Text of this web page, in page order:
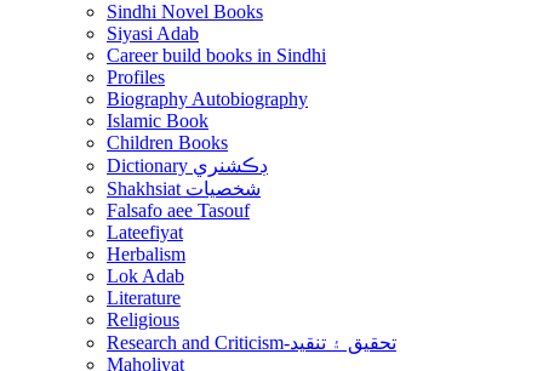
Sindhi Novel Books
Siyasi Adab
Career build books in Sindhi
Profiles
Biography Autobiography
Islamic Book
Children Books
Dictionary ڊڪشنري
Shakhsiat شخصيات
Falsafo aee Tasouf
Lateefiyat
Herbalism
Lok Adab
Literature
Religious
Research and Criticism-تحقيق ۽ تنقيد
Maholiyat